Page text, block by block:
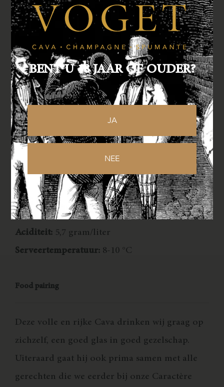
wijn, een echte Gran Reserva!
Specificaties
Druivensoorten:Xarello, Macabeo, Parellada,
Chardonnay gefermenteerd op eikenhout
Lagering:36 maanden; Gran Reserva
Alcohol:11,5%
Restsuiker:< 2 gram/liter, Brut Nature
Aciditeit: 5,7 gram/liter
Serveertemperatuur: 8-10 °C
Food pairing
Deze volle en rijke Cava drinken wij graag op
zichzelf, een goed glas in goed gezelschap.
Uiteraard gaat hij ook prima samen met alle
gerechten die we eerder bij onze Caractère
BENT U 18 JAAR OF OUDER?
JA
NEE